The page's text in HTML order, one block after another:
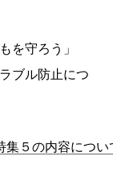
を守ろう」
ブル防止につ
集５の内容につい